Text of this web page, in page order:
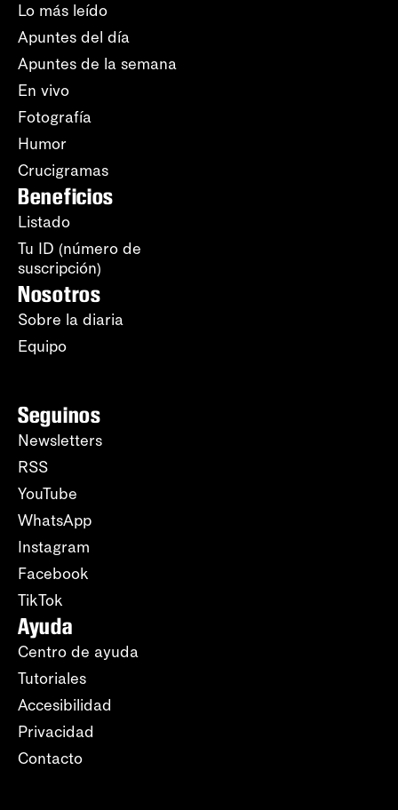
Lo más leído
Apuntes del día
Apuntes de la semana
En vivo
Fotografía
Humor
Crucigramas
Beneficios
Listado
Tu ID (número de
suscripción)
Nosotros
Sobre la diaria
Equipo
Seguinos
Newsletters
RSS
YouTube
WhatsApp
Instagram
Facebook
TikTok
Ayuda
Centro de ayuda
Tutoriales
Accesibilidad
Privacidad
Contacto